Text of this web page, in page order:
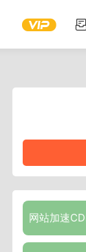
网站加速